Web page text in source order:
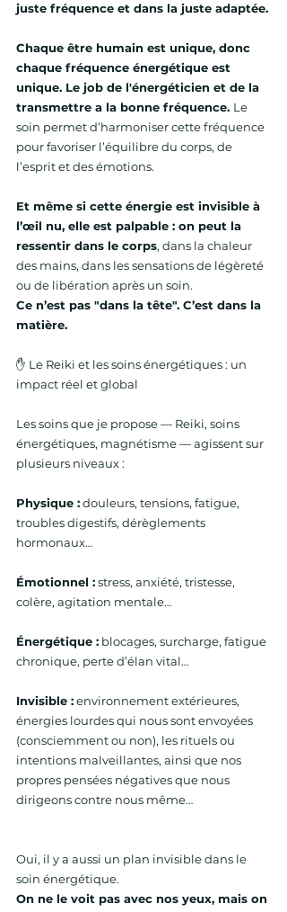
juste fréquence et dans la juste adaptée.
Chaque être humain est unique, donc
chaque fréquence énergétique est
unique. Le job de l'énergéticien et de la
transmettre a la bonne fréquence. Le
soin permet d’harmoniser cette fréquence
pour favoriser l’équilibre du corps, de
l’esprit et des émotions.
Et même si cette énergie est invisible à
l’œil nu, elle est palpable : on peut la
ressentir dans le corps, dans la chaleur
des mains, dans les sensations de légèreté
ou de libération après un soin.
Ce n’est pas "dans la tête". C’est dans la
matière.
✋ Le Reiki et les soins énergétiques : un
impact réel et global
Les soins que je propose — Reiki, soins
énergétiques, magnétisme — agissent sur
plusieurs niveaux :
Physique : douleurs, tensions, fatigue,
troubles digestifs, dérèglements
hormonaux…
Émotionnel : stress, anxiété, tristesse,
colère, agitation mentale…
Énergétique : blocages, surcharge, fatigue
chronique, perte d’élan vital…
Invisible : environnement extérieures,
énergies lourdes qui nous sont envoyées
(consciemment ou non), les rituels ou
intentions malveillantes, ainsi que nos
propres pensées négatives que nous
dirigeons contre nous même…
Oui, il y a aussi un plan invisible dans le
soin énergétique.
On ne le voit pas avec nos yeux, mais on